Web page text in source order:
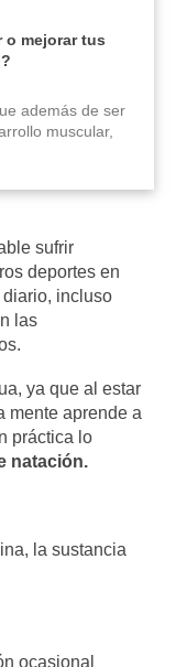
o mejorar tus
además de ser
muscular,
sufrir
deportes en
incluso
las
ya que al estar
mente aprende a
práctica lo
natación.
la sustancia
ocasional